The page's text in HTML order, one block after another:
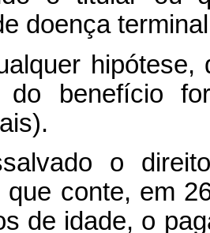
doença
hipótese,
do benefício
o
que conte, em
de idade, o